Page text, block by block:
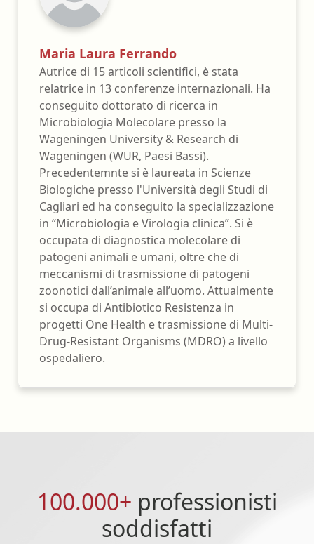
Maria Laura Ferrando
Autrice di 15 articoli scientifici, è stata
relatrice in 13 conferenze internazionali. Ha
conseguito dottorato di ricerca in
Microbiologia Molecolare presso la
Wageningen University & Research di
Wageningen (WUR, Paesi Bassi).
Precedentemnte si è laureata in Scienze
Biologiche presso l'Università degli Studi di
Cagliari ed ha conseguito la specializzazione
in “Microbiologia e Virologia clinica”. Si è
occupata di diagnostica molecolare di
patogeni animali e umani, oltre che di
meccanismi di trasmissione di patogeni
zoonotici dall’animale all’uomo. Attualmente
si occupa di Antibiotico Resistenza in
progetti One Health e trasmissione di Multi-
Drug-Resistant Organisms (MDRO) a livello
ospedaliero.
100.000+ professionisti
soddisfatti